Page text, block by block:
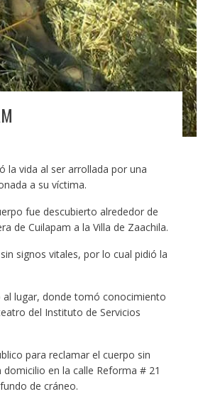
la vida al ser arrollada por una
a su víctima.
fue descubierto alrededor de
de Cuilapam a la Villa de Zaachila.
signos vitales, por lo cual pidió la
lugar, donde tomó conocimiento
del Instituto de Servicios
para reclamar el cuerpo sin
en la calle Reforma # 21
de cráneo.